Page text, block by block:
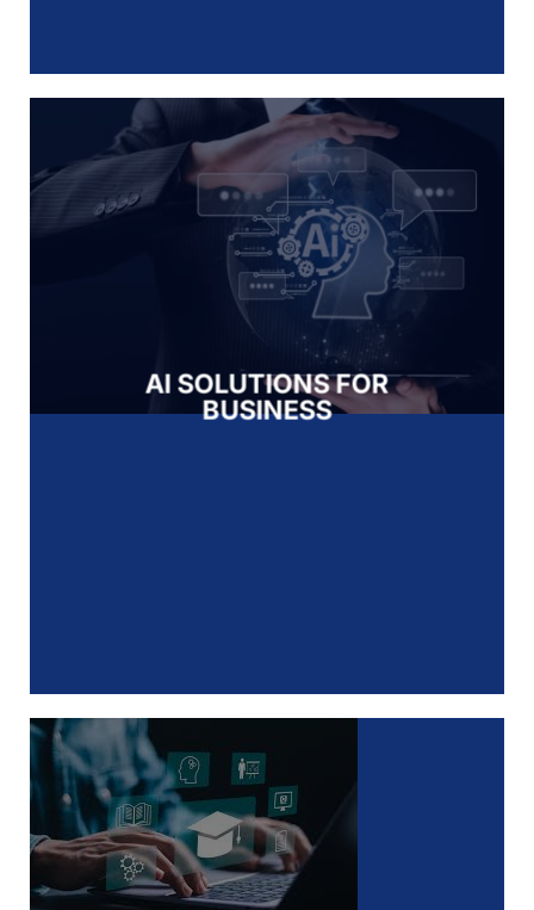
AI SOLUTIONS FOR
BUSINESS